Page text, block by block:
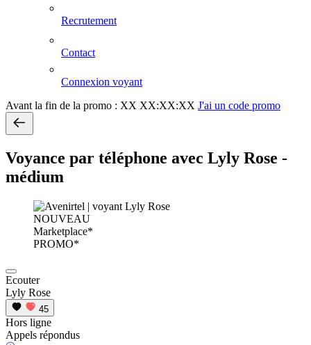
Recrutement
Contact
Connexion voyant
Avant la fin de la promo : XX XX:XX:XX J'ai un code promo
Voyance par téléphone avec Lyly Rose -
médium
NOUVEAU
Marketplace*
PROMO*
Ecouter
Lyly Rose
45
Hors ligne
Appels répondus